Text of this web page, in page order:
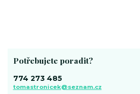
Potřebujete poradit?
774 273 485
tomastronicek@seznam.cz